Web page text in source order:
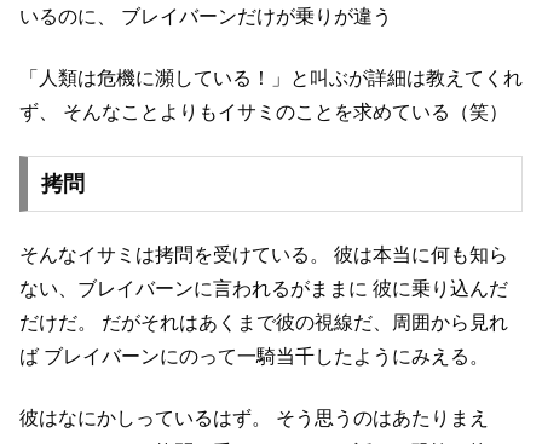
いるのに、
ブレイバーンだけが乗りが違う
「人類は危機に瀕している！」と叫ぶが詳細は教えてくれ
ず、
そんなことよりもイサミのことを求めている（笑）
拷問
そんなイサミは拷問を受けている。
彼は本当に何も知ら
ない、ブレイバーンに言われるがままに 彼に乗り込んだ
だけだ。
だがそれはあくまで彼の視線だ、周囲から見れ
ば ブレイバーンにのって一騎当千したようにみえる。
彼はなにかしっているはず。
そう思うのはあたりまえ